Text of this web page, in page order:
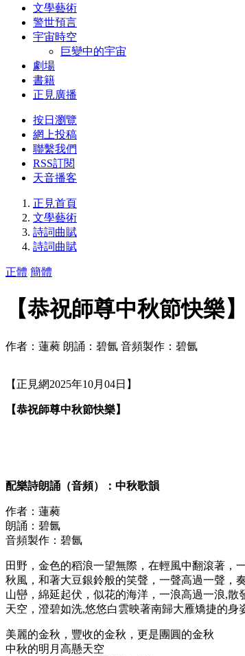
文學藝術
警世預言
宇宙時空
巨變中的宇宙
劇場
書籍
正見廣播
按日瀏覽
網上投稿
聯繫我們
RSS訂閱
天音播客
正見首頁
文學藝術
詩詞曲賦
詩詞曲賦
正體 簡體
【恭祝師尊中秋節快樂
作者：蓮蕤 朗誦：碧氤 音頻製作：碧氤
【正見網2025年10月04日】
【恭祝師尊中秋節快樂】
配樂詩朗誦（音頻）：中秋歌韻
作者：蓮蕤
朗誦：碧氤
音頻製作：碧氤
田野，金色的稻浪一望無際，在輕風中翻滾著，
秋風，和著大豆銀鈴般的笑聲，一聲高過一聲，
山巒，綿延起伏，似花的海洋，一浪高過一浪,散
天空，澄碧如洗,悠悠白雲映著南歸大雁矯捷的身
美麗的金秋，豐收的金秋，更是團圓的金秋
中秋的明月高懸天空